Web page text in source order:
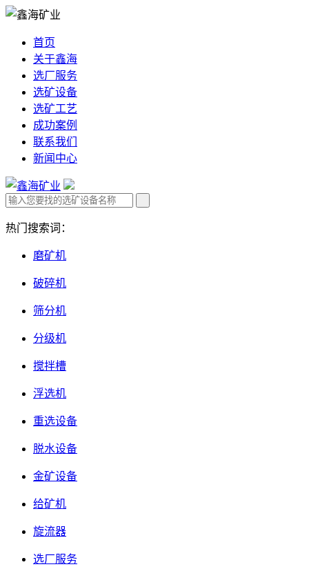
首页
关于鑫海
选厂服务
选矿设备
选矿工艺
成功案例
联系我们
新闻中心
热门搜索词：
磨矿机
破碎机
筛分机
分级机
搅拌槽
浮选机
重选设备
脱水设备
金矿设备
给矿机
旋流器
选厂服务